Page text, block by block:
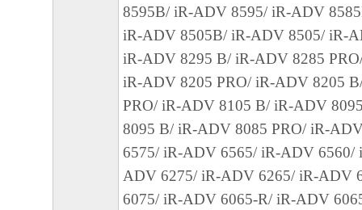
(3) お客様が本契約書のいずれかの条項に
契約書は直ちに終了します。
(4) お客様は、上記(3)によって本契約書が
やかに、「本ソフトウェア」およびその複
廃棄または消去するものとします。
(5) 上記にかかわらず、本契約書第2条、第
で、第8条第4項および第10条の規定は、
も効力を有します。
8595B/ iR-ADV 8595/ iR-ADV
iR-ADV 8505B/ iR-ADV 8505/ iR-
iR-ADV 8295 B/ iR-ADV 8285
iR-ADV 8205 PRO/ iR-ADV 8205
PRO/ iR-ADV 8105 B/ iR-ADV
8095 B/ iR-ADV 8085 PRO/ iR-
6575/ iR-ADV 6565/ iR-ADV 6560/
ADV 6275/ iR-ADV 6265/ iR-ADV
6075/ iR-ADV 6065-R/ iR-ADV